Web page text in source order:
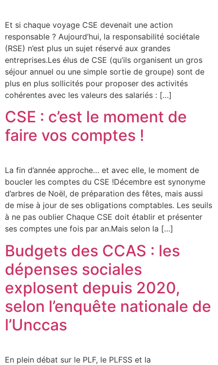
Et si chaque voyage CSE devenait une action
responsable ? Aujourd’hui, la responsabilité sociétale
(RSE) n’est plus un sujet réservé aux grandes
entreprises.Les élus de CSE (qu’ils organisent un gros
séjour annuel ou une simple sortie de groupe) sont de
plus en plus sollicités pour proposer des activités
cohérentes avec les valeurs des salariés : […]
CSE : c’est le moment de
faire vos comptes !
La fin d’année approche… et avec elle, le moment de
boucler les comptes du CSE !Décembre est synonyme
d’arbres de Noël, de préparation des fêtes, mais aussi
de mise à jour de ses obligations comptables. Les seuils
à ne pas oublier Chaque CSE doit établir et présenter
ses comptes une fois par an.Mais selon la […]
Budgets des CCAS : les
dépenses sociales
explosent depuis 2020,
selon l’enquête nationale de
l’Unccas
En plein débat sur le PLF, le PLFSS et la